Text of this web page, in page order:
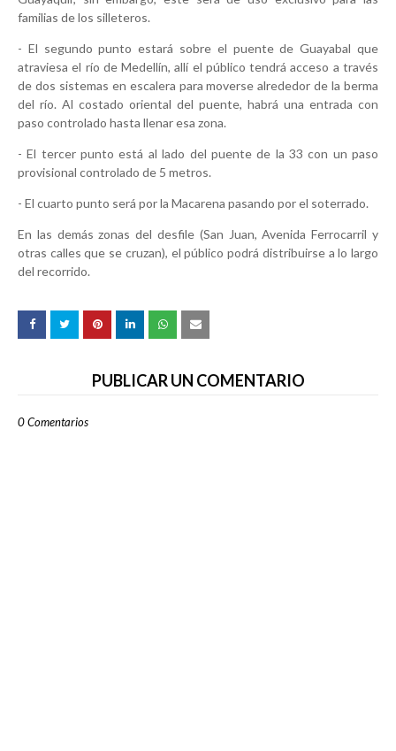
familias de los silleteros.
- El segundo punto estará sobre el puente de Guayabal que
atraviesa el río de Medellín, allí el público tendrá acceso a través
de dos sistemas en escalera para moverse alrededor de la berma
del río. Al costado oriental del puente, habrá una entrada con
paso controlado hasta llenar esa zona.
- El tercer punto está al lado del puente de la 33 con un paso
provisional controlado de 5 metros.
- El cuarto punto será por la Macarena pasando por el soterrado.
En las demás zonas del desfile (San Juan, Avenida Ferrocarril y
otras calles que se cruzan), el público podrá distribuirse a lo largo
del recorrido.
PUBLICAR UN COMENTARIO
0 Comentarios